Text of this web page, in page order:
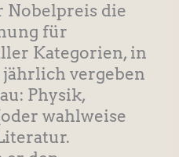
Nobelpreis die
für
Kategorien, in
vergeben
Physik,
wahlweise